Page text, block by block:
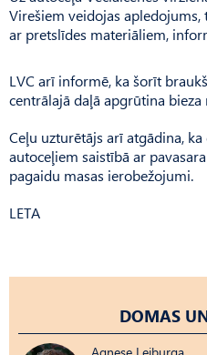
Virešiem veidojas
ar pretslīdes materiāliem,
LVC arī informē, ka šorīt
centrālajā daļā apgrūtina bieza
Ceļu uzturētājs arī atgādina,
autoceļiem saistībā ar
pagaidu masas ierobežojumi.
LETA
DOMAS